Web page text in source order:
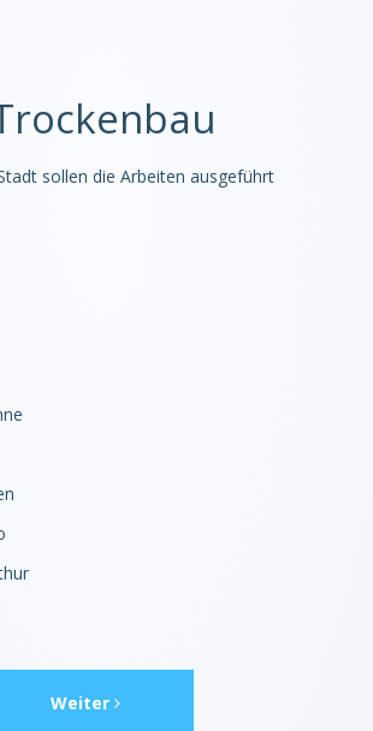
sollen die Arbeiten ausgeführt
Weiter